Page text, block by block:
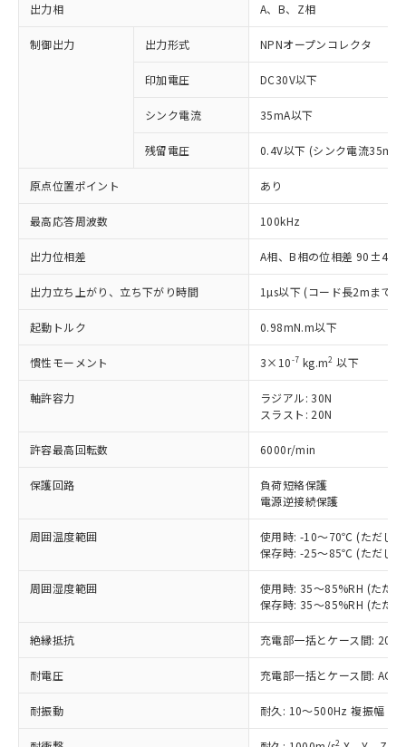
出力相 A、B、Z相
制御出力 出力形式 NPNオープンコレクタ
印加電圧 DC30V以下
シンク電流 35mA以下
残留電圧 0.4V以下 (シンク電流35mA
原点位置ポイント あり
最高応答周波数 100kHz
出力位相差 A相、B相の位相差
出力立ち上がり、立ち下がり時間 1µs以下 (コード長2mまで
起動トルク 0.98mN.m以下
慣性モーメント 3×10-7 kg.m2 以下
軸許容力
ラジアル: 30N
スラスト: 20N
許容最高回転数 6000r/min
保護回路
負荷短絡保護
電源逆接続保護
周囲温度範囲
使用時: -10～70℃ (ただし
保存時: -25～85℃ (ただし
周囲湿度範囲
使用時: 35～85%RH (ただ
保存時: 35～85%RH (ただ
絶縁抵抗 充電部一括とケース間:
耐電圧 充電部一括とケース間:
耐振動 耐久: 10～500Hz 複振幅
2
以下の条件をお読みいただき、同意のうえ
ご利用ください。
本サービスは、当社制御機器事業取扱
商品の当社在庫状況および標準価格
(税抜)を提供させていただくもので
当社制御機器事業取扱商品の中には、
在庫状況および標準価格照会結果は、
記載している更新日時点での社内デー
タに基づき作成されるものであり、閲
覧された時点での実際の在庫および標
準価格とは異なる場合があることをご
※1 対応状況
対応済み：EU RoHS指令（10物質）の
非含有に対応した製品が提供可能な商品で
対応予定：EU RoHS指令（10物質）の非含
有に対応した製品に切り替える予定のある
対応予定なし：EU RoHS指令（10物質）の
定はありません。
調査・確認中：EU RoHS指令（10物質）の
非含有の対応状況を調査中または確認中の
非該当品：ライセンス料など無形物で、有
害物質有無と関係のない商品です。
仕入先様の事情により、非含有部品として
いたものが、含有品と判明した場合などや
むを得ず変更することがあります。
鉛(Pb) 1000ppm以下、 水銀(Hg) 1000ppm以下、 カド
六価クロム(Cr(Ⅵ)) 1000ppm以下、ポリ臭化ビフェニル
類(PBB) 1000ppm以下、ポリ臭化ジフェニルエーテル類
※1 中国RoHS○×表
「○」：最大均質材料含有率が中国RoHSの
基準値以下であることを示します。
「×」：最大均質材料含有率が中国RoHSの
基準値を超えていることを示します。
「－」：未確認です。当社販売部門へお問
Pb(鉛) :1000ppm、 Hg(水銀) : 1000ppm、 Cd(カドミウ
Cr(Ⅵ)(六価クロム) : 1000ppm、 PBBs(ポリ臭化ビフェ
当社は、これら貴社製品のうち、外国
為替および外国貿易法に定める商品
（以下｢規制貨物等」という）を輸出
国政府の輸出許可(または役務取引許
可)を取得するなどの必要な手続きを